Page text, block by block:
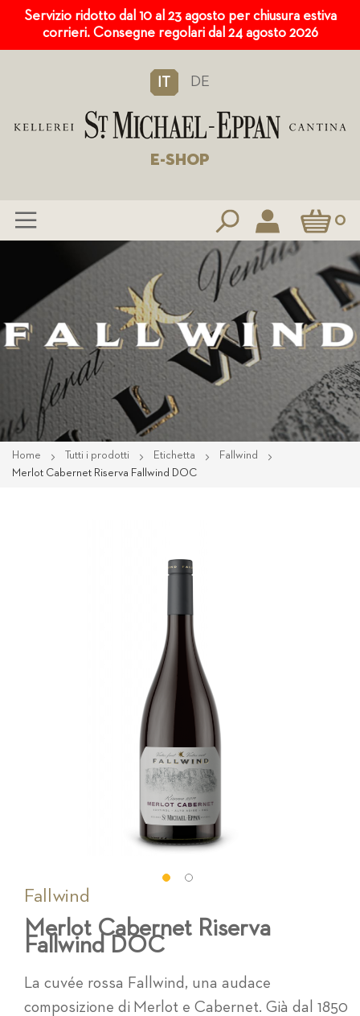
Servizio ridotto dal 10 al 23 agosto per chiusura estiva
corrieri. Consegne regolari dal 24 agosto 2026
IT DE
E-SHOP
Carrello0
Home Tutti i prodotti Etichetta
Fallwind
Merlot Cabernet Riserva Fallwind DOC
Fallwind
Merlot Cabernet Riserva
Fallwind DOC
La cuvée rossa Fallwind, una audace
composizione di Merlot e Cabernet. Già dal 1850
della
galleria
immagini